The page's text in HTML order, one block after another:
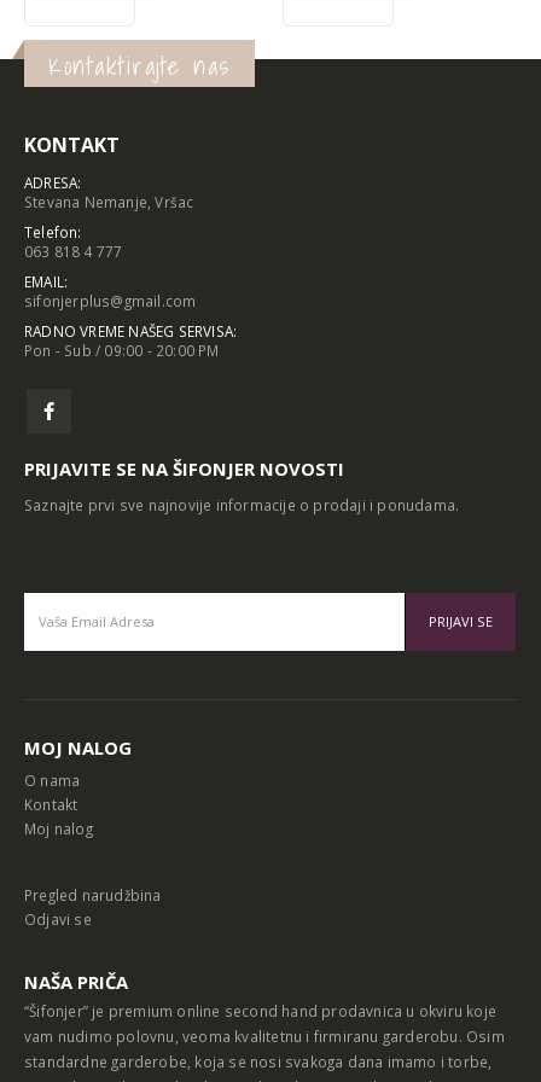
Kontaktirajte nas
KONTAKT
ADRESA:
Stevana Nemanje, Vršac
Telefon:
063 818 4 777
EMAIL:
sifonjerplus@gmail.com
RADNO VREME NAŠEG SERVISA:
Pon - Sub / 09:00 - 20:00 PM
PRIJAVITE SE NA ŠIFONJER NOVOSTI
Saznajte prvi sve najnovije informacije o prodaji i ponudama.
MOJ NALOG
O nama
Kontakt
Moj nalog
Pregled narudžbina
Odjavi se
NAŠA PRIČA
“Šifonjer” je premium online second hand prodavnica u okviru koje
vam nudimo polovnu, veoma kvalitetnu i firmiranu garderobu. Osim
standardne garderobe, koja se nosi svakoga dana imamo i torbe,